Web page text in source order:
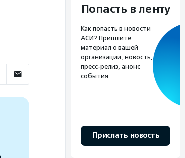
Попасть в ленту
Как попасть в новости
АСИ? Пришлите
материал о вашей
организации, новость,
пресс-релиз, анонс
события.
Прислать новость